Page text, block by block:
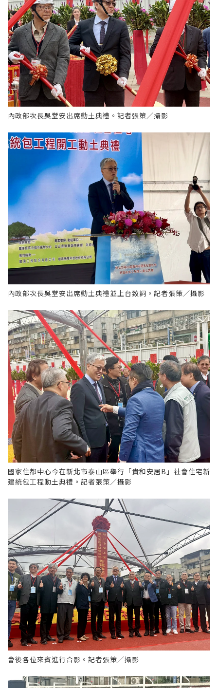
內政部次長吳堂安出席動土典禮。記者張策／攝影
內政部次長吳堂安出席動土典禮並上台致詞。記者張策／攝影
國家住都中心今在新北市泰山區舉行「貴和安居B」社會住宅新
建統包工程動土典禮。記者張策／攝影
會後各位來賓進行合影。記者張策／攝影